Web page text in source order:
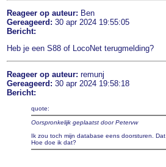
Reageer op auteur: Ben
Gereageerd: 30 apr 2024 19:55:05
Bericht:
Heb je een S88 of LocoNet terugmelding?
Reageer op auteur: remunj
Gereageerd: 30 apr 2024 19:58:18
Bericht:
quote:
Oorspronkelijk geplaatst door Petervw
Ik zou toch mijn database eens doorsturen.
Hoe doe ik dat?